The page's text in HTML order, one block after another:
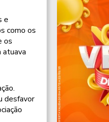
e
como os
os
atuava
desfavor